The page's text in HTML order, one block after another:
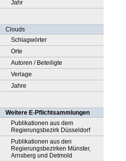
Jahr
Clouds
Schlagwörter
Orte
Autoren / Beteiligte
Verlage
Jahre
Weitere E-Pflichtsammlungen
Publikationen aus dem
Regierungsbezirk Düsseldorf
Publikationen aus den
Regierungsbezirken Münster,
Arnsberg und Detmold